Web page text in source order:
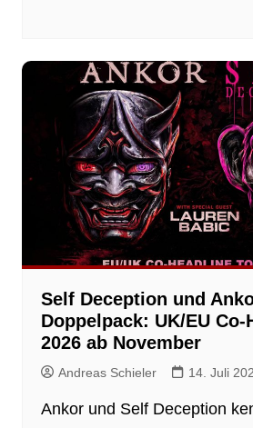
Self Deception und
Doppelpack: UK/EU Co-
2026 ab November
Andreas Schieler 14. Juli
Ankor und Self Deception